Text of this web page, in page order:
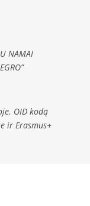
NAMAI
OID kodą
ir Erasmus+